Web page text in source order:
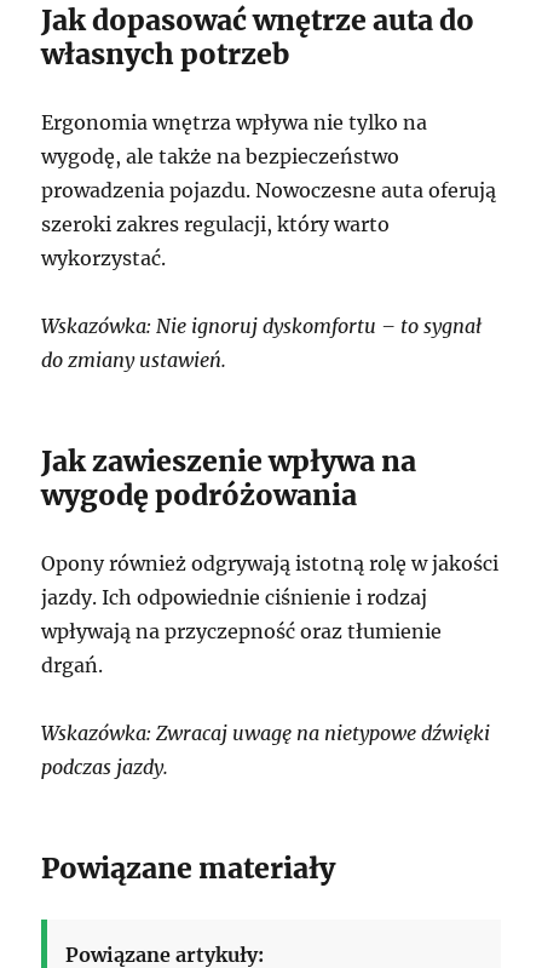
Jak dopasować wnętrze auta do
własnych potrzeb
Ergonomia wnętrza wpływa nie tylko na
wygodę, ale także na bezpieczeństwo
prowadzenia pojazdu. Nowoczesne auta oferują
szeroki zakres regulacji, który warto
wykorzystać.
Wskazówka: Nie ignoruj dyskomfortu – to sygnał
do zmiany ustawień.
Jak zawieszenie wpływa na
wygodę podróżowania
Opony również odgrywają istotną rolę w jakości
jazdy. Ich odpowiednie ciśnienie i rodzaj
wpływają na przyczepność oraz tłumienie
drgań.
Wskazówka: Zwracaj uwagę na nietypowe dźwięki
podczas jazdy.
Powiązane materiały
Powiązane artykuły: